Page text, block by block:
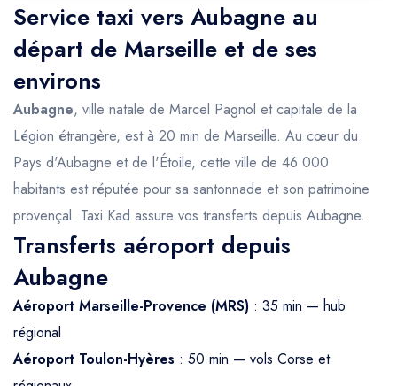
Service taxi vers Aubagne au
départ de Marseille et de ses
environs
Aubagne, ville natale de Marcel Pagnol et capitale de la
Légion étrangère, est à 20 min de Marseille. Au cœur du
Pays d'Aubagne et de l'Étoile, cette ville de 46 000
habitants est réputée pour sa santonnade et son patrimoine
provençal. Taxi Kad assure vos transferts depuis Aubagne.
Transferts aéroport depuis
Aubagne
Aéroport Marseille-Provence (MRS) : 35 min — hub
régional
Aéroport Toulon-Hyères : 50 min — vols Corse et